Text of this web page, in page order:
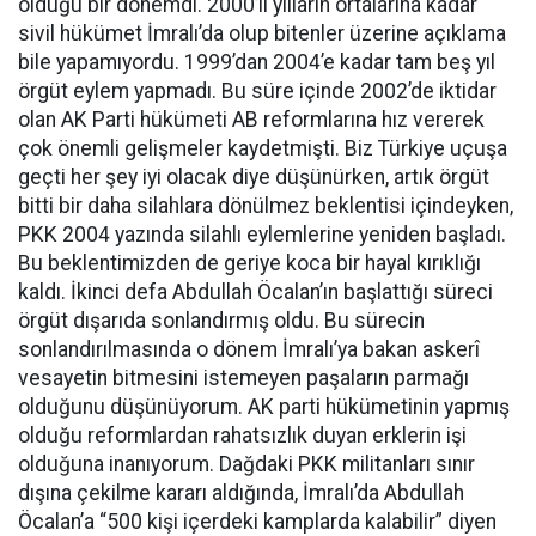
sivil hükümet İmralı’da olup bitenler üzerine açıklama
bile yapamıyordu. 1999’dan 2004’e kadar tam beş yıl
örgüt eylem yapmadı. Bu süre içinde 2002’de iktidar
olan AK Parti hükümeti AB reformlarına hız vererek
çok önemli gelişmeler kaydetmişti. Biz Türkiye uçuşa
geçti her şey iyi olacak diye düşünürken, artık örgüt
bitti bir daha silahlara dönülmez beklentisi içindeyken,
PKK 2004 yazında silahlı eylemlerine yeniden başladı.
Bu beklentimizden de geriye koca bir hayal kırıklığı
kaldı. İkinci defa Abdullah Öcalan’ın başlattığı süreci
örgüt dışarıda sonlandırmış oldu. Bu sürecin
sonlandırılmasında o dönem İmralı’ya bakan askerî
vesayetin bitmesini istemeyen paşaların parmağı
olduğunu düşünüyorum. AK parti hükümetinin yapmış
olduğu reformlardan rahatsızlık duyan erklerin işi
olduğuna inanıyorum. Dağdaki PKK militanları sınır
dışına çekilme kararı aldığında, İmralı’da Abdullah
Öcalan’a “500 kişi içerdeki kamplarda kalabilir” diyen